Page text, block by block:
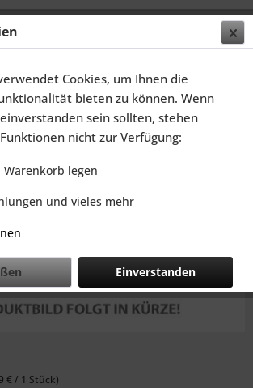
18 ZOLL RACELITE FÜR BMW M
€ / 1 Stück)
Cookies, um Ihnen die
bieten zu können. Wenn
sein sollten, stehen
nicht zur Verfügung:
legen
und vieles mehr
Einverstanden